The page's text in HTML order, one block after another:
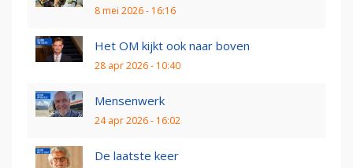
8 mei 2026 - 16:16
Het OM kijkt ook naar boven
28 apr 2026 - 10:40
Mensenwerk
24 apr 2026 - 16:02
De laatste keer